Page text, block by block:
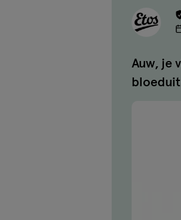
Auw, je